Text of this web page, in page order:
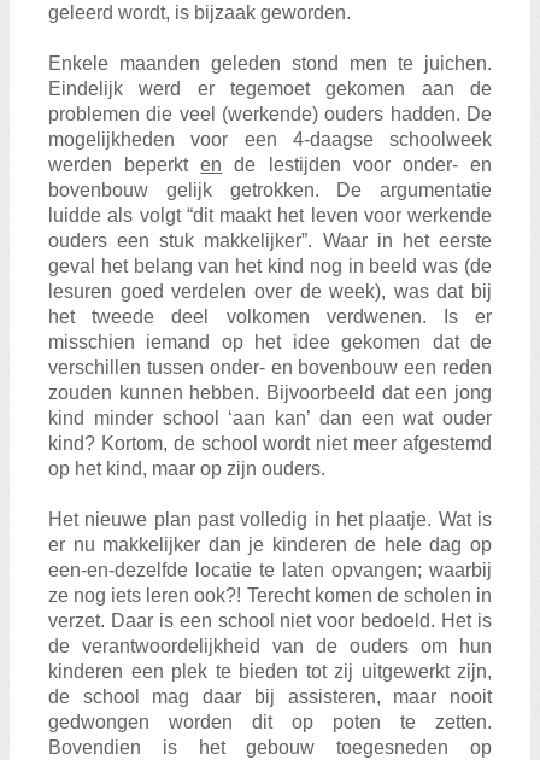
geleerd wordt, is bijzaak geworden.
Enkele maanden geleden stond men te juichen.
Eindelijk werd er tegemoet gekomen aan de
problemen die veel (werkende) ouders hadden. De
mogelijkheden voor een 4-daagse schoolweek
werden beperkten de lestijden voor onder- en
bovenbouw gelijk getrokken. De argumentatie
luidde als volgt “dit maakt het leven voor werkende
ouders een stuk makkelijker”. Waar in het eerste
geval het belang van het kind nog in beeld was (de
lesuren goed verdelen over de week), was dat bij
het tweede deel volkomen verdwenen. Is er
misschien iemand op het idee gekomen dat de
verschillen tussen onder- en bovenbouw een reden
zouden kunnen hebben. Bijvoorbeeld dat een jong
kind minder school ‘aan kan’ dan een wat ouder
kind? Kortom, de school wordt niet meer afgestemd
op het kind, maar op zijn ouders.
Het nieuwe plan past volledig in het plaatje. Wat is
er nu makkelijker dan je kinderen de hele dag op
een-en-dezelfde locatie te laten opvangen; waarbij
ze nog iets leren ook?! Terecht komen de scholen in
verzet. Daar is een school niet voor bedoeld. Het is
de verantwoordelijkheid van de ouders om hun
kinderen een plek te bieden tot zij uitgewerkt zijn,
de school mag daar bij assisteren, maar nooit
gedwongen worden dit op poten te zetten.
Bovendien is het gebouw toegesneden op